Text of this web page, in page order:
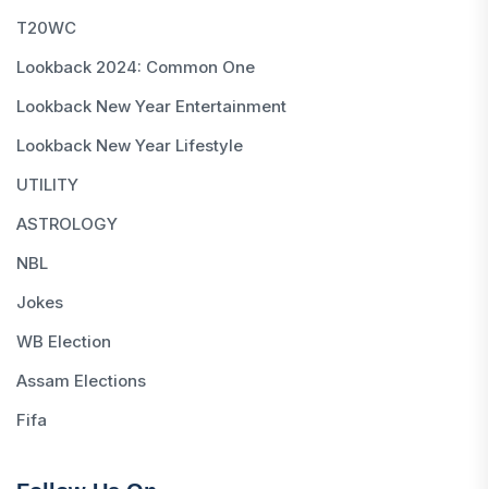
T20WC
Lookback 2024: Common One
Lookback New Year Entertainment
Lookback New Year Lifestyle
UTILITY
ASTROLOGY
NBL
Jokes
WB Election
Assam Elections
Fifa